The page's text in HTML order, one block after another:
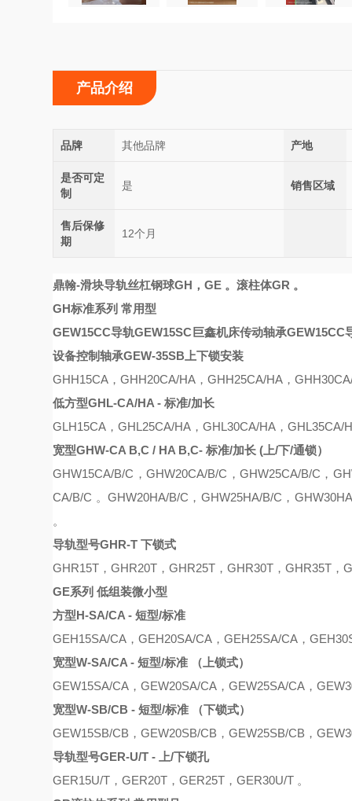
产品介绍
品牌 其他品牌 产地
是否可定
制
是 销售区域
售后保修
期
12个月
鼎翰-滑块导轨丝杠钢球GH，GE 。滚柱体GR 。
GH标准系列 常用型
GEW15CC导轨GEW15SC巨鑫机床传动轴承GEW15CC
设备控制轴承GEW-35SB上下锁安装
GHH15CA ，GHH20CA/HA ，GHH25CA/HA ，GHH30CA
低方型GHL-CA/HA - 标准/加长
GL H15CA ，GHL 25CA/HA ，GHL30CA/HA ，GHL35CA/
宽型GHW-CA B,C / HA B,C- 标准/加长 (上/下/通锁）
GHW15CA/B/C ，GHW20CA/B/C ，GHW25CA/B/C ，
CA/B/C 。 GHW20HA/B/C ， GHW25HA/B/C， GHW30HA
。
导轨型号GHR-T 下锁式
GHR15T，GHR20T，GHR25T，GHR30T，GHR35T，
GE系列 低组装微小型
方型H-SA/CA - 短型/标准
GEH15SA/CA ，GEH20SA/CA ，GEH25SA/CA ，
宽型W-SA/CA - 短型/标准 （上锁式）
GEW15SA/CA ，GEW20SA/CA ，GEW25SA/CA ，GEW
宽型W-SB/CB - 短型/标准 （下锁式）
GEW15SB/CB ，GEW20SB/CB ，GEW25SB/CB ，GEW
导轨型号GER-U/T - 上/下锁孔
GER15U/T，GER20T，GER25T，GER30U/T 。